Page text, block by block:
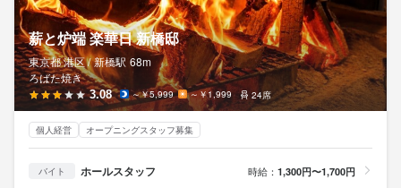
薪と炉端 楽華日 新橋邸
東京都 港区 / 新橋駅 68m
ろばた焼き
3.08 ～￥5,999 ～￥1,999 24席
個人経営 オープニングスタッフ募集
バイト ホールスタッフ 時給： 1,300円〜1,700円